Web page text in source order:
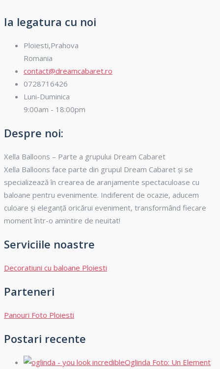
articole
Ia legatura cu noi
Ploiesti,Prahova
Romania
contact@dreamcabaret.ro
0728716426
Luni-Duminica
9:00am - 18:00pm
Despre noi:
Xella Balloons – Parte a grupului Dream Cabaret
Xella Balloons face parte din grupul Dream Cabaret și se
specializează în crearea de aranjamente spectaculoase cu
baloane pentru evenimente. Indiferent de ocazie, aducem
culoare și eleganță oricărui eveniment, transformând fiecare
moment într-o amintire de neuitat!
Serviciile noastre
Decoratiuni cu baloane Ploiesti
Parteneri
Panouri Foto Ploiesti
Postari recente
Oglinda Foto: Un Element